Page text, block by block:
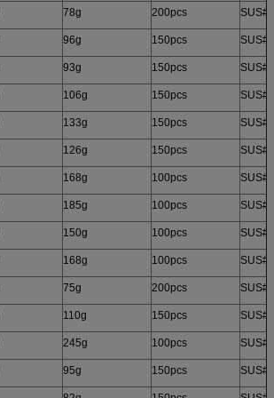
78g 200pcs
96g 150pcs
93g 150pcs
106g 150pcs
133g 150pcs
126g 150pcs
168g 100pcs
185g 100pcs
150g 100pcs
168g 100pcs
75g 200pcs
110g 150pcs
245g 100pcs
95g 150pcs